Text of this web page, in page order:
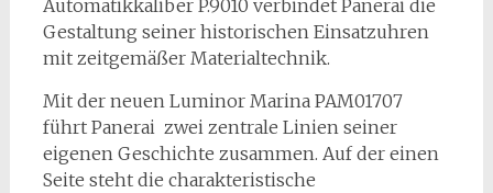
Automatikkaliber P.9010 verbindet Panerai die
Gestaltung seiner historischen Einsatzuhren
mit zeitgemäßer Materialtechnik.
Mit der neuen Luminor Marina PAM01707
führt Panerai zwei zentrale Linien seiner
eigenen Geschichte zusammen. Auf der einen
Seite steht die charakteristische